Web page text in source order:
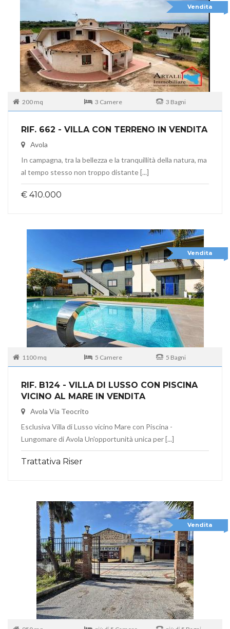
Vendita
200 mq 3 Camere 3 Bagni
RIF. 662 - VILLA CON TERRENO IN VENDITA
Avola
In campagna, tra la bellezza e la tranquillità della natura, ma
al tempo stesso non troppo distante [...]
€ 410.000
Vendita
1100 mq 5 Camere 5 Bagni
RIF. B124 - VILLA DI LUSSO CON PISCINA
VICINO AL MARE IN VENDITA
Avola Via Teocrito
Esclusiva Villa di Lusso vicino Mare con Piscina -
Lungomare di Avola Un'opportunità unica per [...]
Trattativa Riser
Vendita